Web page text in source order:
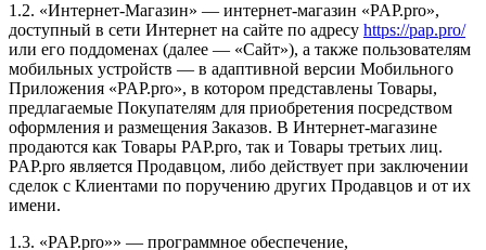
1.2. «Интернет-Магазин» — интернет-магазин «PAP.pro»,
доступный в сети Интернет на сайте по адресу https://pap.pro/
или его поддоменах (далее — «Сайт»), а также пользователям
мобильных устройств — в адаптивной версии Мобильного
Приложения «PAP.pro», в котором представлены Товары,
предлагаемые Покупателям для приобретения посредством
оформления и размещения Заказов. В Интернет-магазине
продаются как Товары PAP.pro, так и Товары третьих лиц.
PAP.pro является Продавцом, либо действует при заключении
сделок с Клиентами по поручению других Продавцов и от их
имени.
1.3. «PAP.pro»» — программное обеспечение,